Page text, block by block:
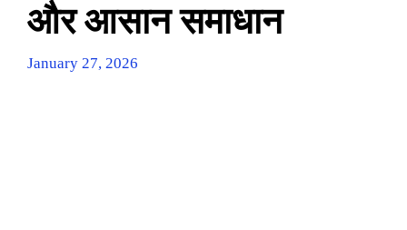
और आसान समाधान
January 27, 2026